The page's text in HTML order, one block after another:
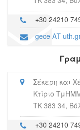
+30 24210
gece ΑΤ
Σέκερη και
Κτίριο
ΤΚ 383 34,
+30 24210